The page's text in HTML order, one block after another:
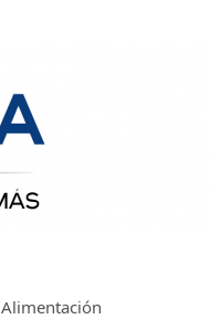
Alimentación